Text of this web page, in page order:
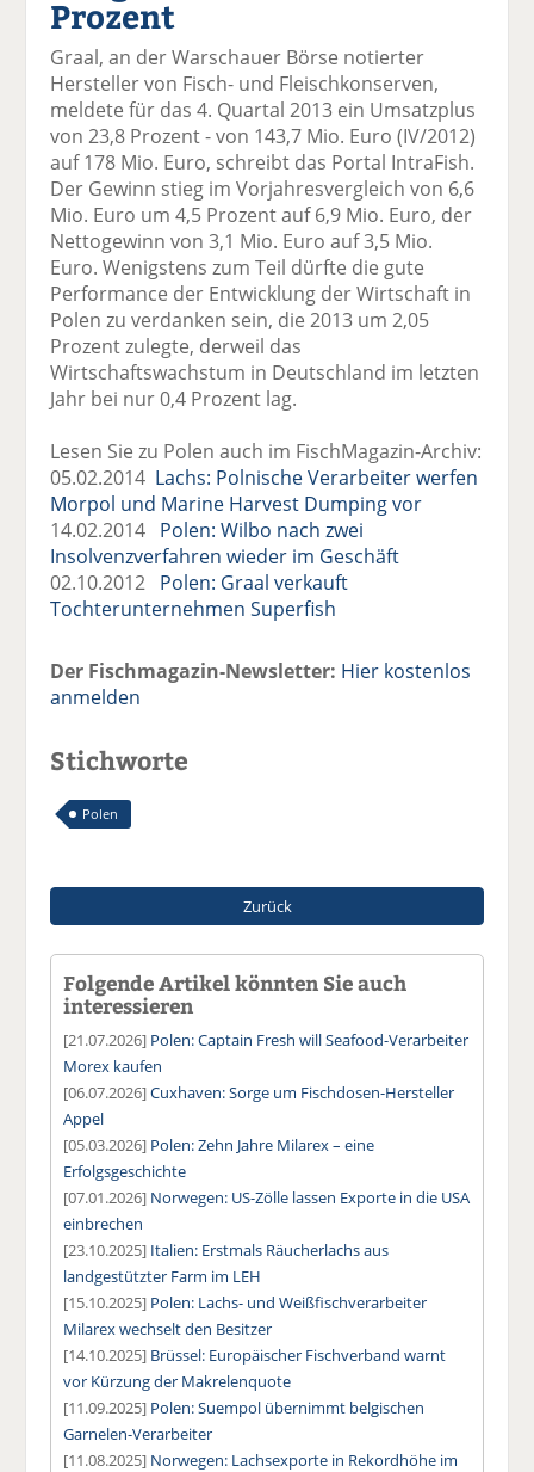
uf
F
ac
e
b
o
o
k
te
il
e
wi
tt
er
n
uf
Li
n
k
e
di
n
te
il
e
n
E
m
ai
l
v
er
d
e
n
Prozent
Graal, an der Warschauer Börse notierter
Hersteller von Fisch- und Fleischkonserven,
meldete für das 4. Quartal 2013 ein Umsatzplus
von 23,8 Prozent - von 143,7 Mio. Euro (IV/2012)
auf 178 Mio. Euro, schreibt das Portal IntraFish.
Der Gewinn stieg im Vorjahresvergleich von 6,6
Mio. Euro um 4,5 Prozent auf 6,9 Mio. Euro, der
Nettogewinn von 3,1 Mio. Euro auf 3,5 Mio.
Euro. Wenigstens zum Teil dürfte die gute
Performance der Entwicklung der Wirtschaft in
Polen zu verdanken sein, die 2013 um 2,05
Prozent zulegte, derweil das
Wirtschaftswachstum in Deutschland im letzten
Jahr bei nur 0,4 Prozent lag.
Lesen Sie zu Polen auch im FischMagazin-Archiv:
05.02.2014 Lachs: Polnische Verarbeiter werfen
Morpol und Marine Harvest Dumping vor
14.02.2014 Polen: Wilbo nach zwei
Insolvenzverfahren wieder im Geschäft
02.10.2012 Polen: Graal verkauft
Tochterunternehmen Superfish
Der Fischmagazin-Newsletter: Hier kostenlos
anmelden
Stichworte
Polen
Zurück
Folgende Artikel könnten Sie auch
interessieren
[21.07.2026] Polen: Captain Fresh will Seafood-Verarbeiter
Morex kaufen
[06.07.2026]Cuxhaven: Sorge um Fischdosen-Hersteller
Appel
[05.03.2026] Polen: Zehn Jahre Milarex – eine
Erfolgsgeschichte
[07.01.2026] Norwegen: US-Zölle lassen Exporte in die USA
einbrechen
[23.10.2025] Italien: Erstmals Räucherlachs aus
landgestützter Farm im LEH
[15.10.2025] Polen: Lachs- und Weißfischverarbeiter
Milarex wechselt den Besitzer
[14.10.2025] Brüssel: Europäischer Fischverband warnt
vor Kürzung der Makrelenquote
[11.09.2025] Polen: Suempol übernimmt belgischen
Garnelen-Verarbeiter
[11.08.2025] Norwegen: Lachsexporte in Rekordhöhe im